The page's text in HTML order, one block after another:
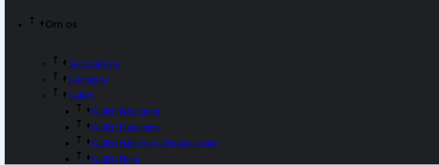
Om os
Socialt ansvar
Kontakt os
Galleri
Galleri Belægning
Galleri Fundament
Galleri etablering udendørs arealer
Galleri Hegn